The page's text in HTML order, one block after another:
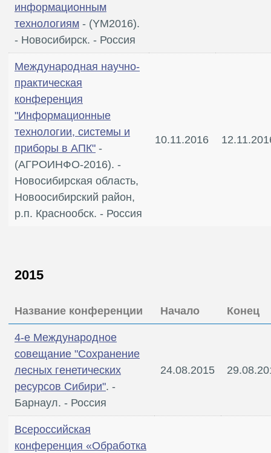
информационным
технологиям - (YM2016).
- Новосибирск. - Россия
Международная научно-
практическая
конференция
"Информационные
технологии, системы и
приборы в АПК" -
(АГРОИНФО-2016). -
Новосибирская область,
Новоосибирский район,
р.п. Краснообск. - Россия
10.11.2016
2015
Название конференции Начало Конец
4-е Международное
совещание "Сохранение
лесных генетических
ресурсов Сибири". -
Барнаул. - Россия
24.08.2015
Всероссийская
конференция «Обработка